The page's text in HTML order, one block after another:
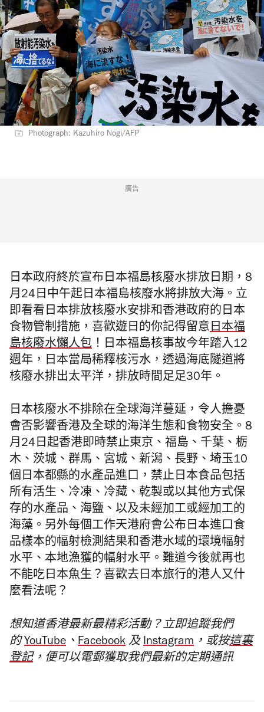
Photograph: Kazuhiro Nogi/AFP
廣告
日本政府終於宣布日本福島核廢水排放日期，8
月24日中午起日本福島核廢水將排放大海。立
即看看日本排放核廢水安排和香港政府的日本
食物管制措施，喜歡遊日的你記得留意日本福
島核廢水懶人包 ！日本福島核事故今年踏入12
週年，日本當局稀釋核污水，透過海底隧道將
核廢水排出太平洋，排放時間足足30年。
日本核廢水不排除在全球海洋蔓延，令人擔憂
會否影響香港及全球的海洋生態和食物安全。8
月24日起香港即時禁止東京、福島、千葉、栃
木、茨城、群馬、宮城、新潟、長野、埼玉10
個日本都縣的水產品進口，禁止日本食品包括
所有活生、冷凍、冷藏、乾製或以其他方式保
存的水產品、海鹽、以及未經加工或經加工的
海藻。另外每個工作天港府會公布日本進口食
品樣本的幅射檢測結果和香港水域的環境幅射
水平、本地漁獲的幅射水平。難道今後就再也
不能吃日本魚生？喜歡去日本旅行的港人又什
麼看法呢？
想知道香港最新最精彩活動？立即追蹤我們
的 YouTube 、 Facebook 及 Instagram ，或按這裏
登記，便可以電郵獲取我們最新的定期通訊